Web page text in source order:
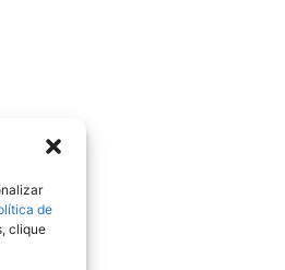
de
clique